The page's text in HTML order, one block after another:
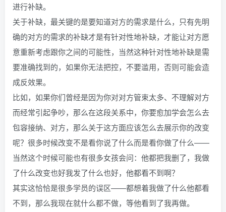
进行补缺。
关于补缺，最关键的是要知道对方的需求是什么，只有先明
确的对方的需求的补缺才是有针对性地补缺，才能让对方愿
意重新考虑跟你之间的可能性，当然这种针对性地补缺是需
要准确找到的，如果你无法把控，不要滥用，否则可能会造
成反效果。
比如，如果你们曾经是因为你对对方管束太多、不理解对方
而经常引起争吵，那么在这段关系中，你要愈加学会怎么去
包容接纳、对方，那么关于这方面应该怎么去展示你的改变
呢？很多时候改变不是看你说了什么而是看你做了什么——
当然这个时候可能也有很多女孩会问：他都把我删了，我做
了什么改变也好我发了什么也好，他都看不到啊？
其实这恰恰是很多学员的误区——都想着我做了什么他都看
不到，那么我现在就什么都不做，等他看到了我再做。